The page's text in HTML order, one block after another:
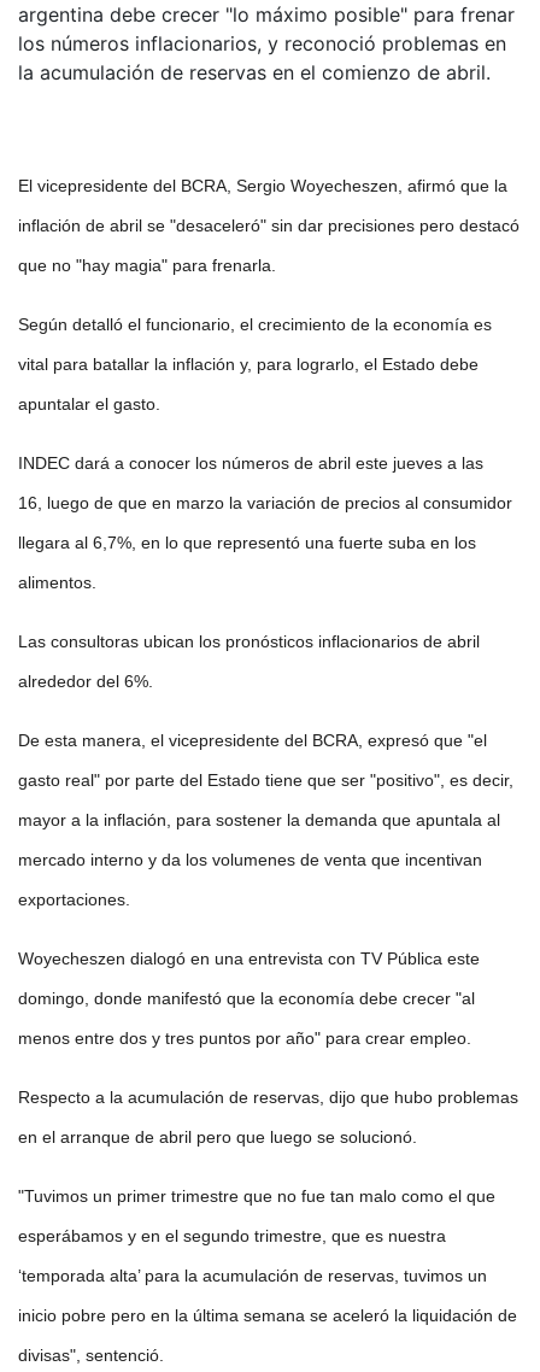
argentina debe crecer "lo máximo posible" para frenar
los números inflacionarios, y reconoció problemas en
la acumulación de reservas en el comienzo de abril.
El vicepresidente del BCRA, Sergio Woyecheszen, afirmó que la
inflación de abril se "desaceleró" sin dar precisiones pero destacó
que no "hay magia" para frenarla.
Según detalló el funcionario, el crecimiento de la economía es
vital para batallar la inflación y, para lograrlo, el Estado debe
apuntalar el gasto.
INDEC dará a conocer los números de abril este jueves a las
16, luego de que en marzo la variación de precios al consumidor
llegara al 6,7%, en lo que representó una fuerte suba en los
alimentos.
Las consultoras ubican los pronósticos inflacionarios de abril
alrededor del 6%.
De esta manera, el vicepresidente del BCRA, expresó que "el
gasto real" por parte del Estado tiene que ser "positivo", es decir,
mayor a la inflación, para sostener la demanda que apuntala al
mercado interno y da los volumenes de venta que incentivan
exportaciones.
Woyecheszen dialogó en una entrevista con TV Pública este
domingo, donde manifestó que la economía debe crecer "al
menos entre dos y tres puntos por año" para crear empleo.
Respecto a la acumulación de reservas, dijo que hubo problemas
en el arranque de abril pero que luego se solucionó.
"Tuvimos un primer trimestre que no fue tan malo como el que
esperábamos y en el segundo trimestre, que es nuestra
‘temporada alta’ para la acumulación de reservas, tuvimos un
inicio pobre pero en la última semana se aceleró la liquidación de
divisas", sentenció.